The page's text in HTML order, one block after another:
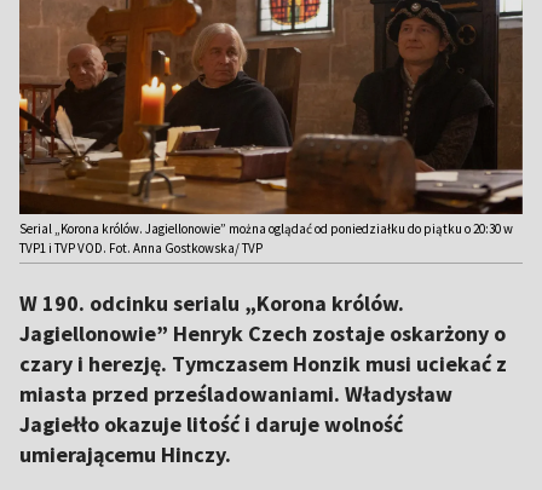
Serial „Korona królów. Jagiellonowie” można oglądać od poniedziałku do piątku o 20:30 w
TVP1 i TVP VOD. Fot. Anna Gostkowska/ TVP
W 190. odcinku serialu „Korona królów.
Jagiellonowie” Henryk Czech zostaje oskarżony o
czary i herezję. Tymczasem Honzik musi uciekać z
miasta przed prześladowaniami. Władysław
Jagiełło okazuje litość i daruje wolność
umierającemu Hinczy.